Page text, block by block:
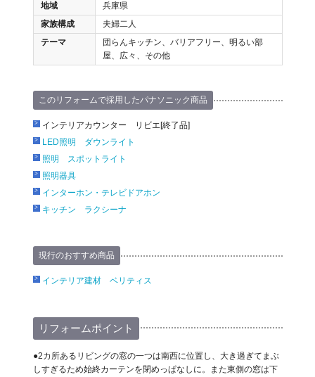
地域
兵庫県
家族構成
夫婦二人
テーマ
団らんキッチン、バリアフリー、明るい部
屋、広々、その他
このリフォームで採用したパナソニック商品
インテリアカウンター リビエ[終了品]
LED照明 ダウンライト
照明 スポットライト
照明器具
インターホン・テレビドアホン
キッチン ラクシーナ
現行のおすすめ商品
インテリア建材 ベリティス
リフォームポイント
●2カ所あるリビングの窓の一つは南西に位置し、大き過ぎてまぶ
しすぎるため始終カーテンを閉めっぱなしに。また東側の窓は下